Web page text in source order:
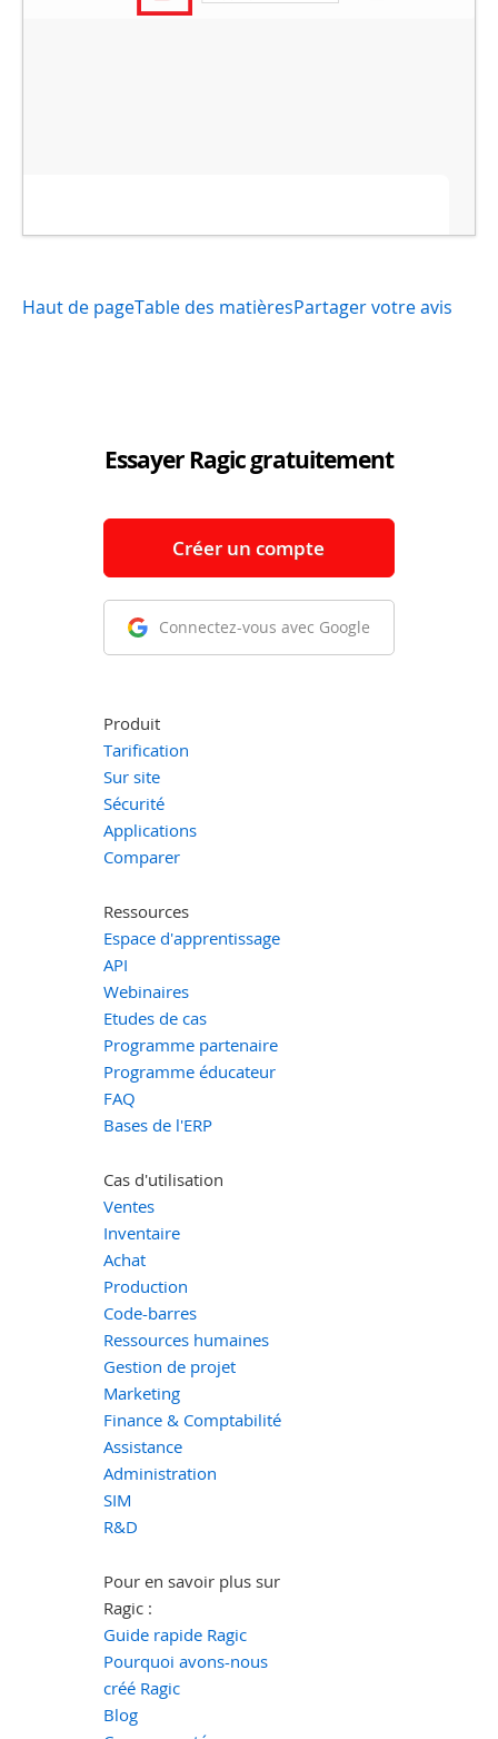
Haut de pageTable des matièresPartager votre avis
Essayer Ragic gratuitement
Créer un compte
Connectez-vous avec Google
Produit
Tarification
Sur site
Sécurité
Applications
Comparer
Ressources
Espace d'apprentissage
API
Webinaires
Etudes de cas
Programme partenaire
Programme éducateur
FAQ
Bases de l'ERP
Cas d'utilisation
Ventes
Inventaire
Achat
Production
Code-barres
Ressources humaines
Gestion de projet
Marketing
Finance & Comptabilité
Assistance
Administration
SIM
R&D
Pour en savoir plus sur
Ragic :
Guide rapide Ragic
Pourquoi avons-nous
créé Ragic
Blog